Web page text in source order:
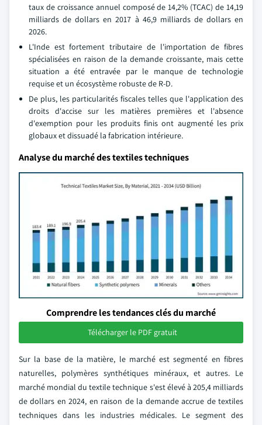
taux de croissance annuel composé de 14,2% (TCAC) de 14,19
milliards de dollars en 2017 à 46,9 milliards de dollars en
2026.
L'Inde est fortement tributaire de l'importation de fibres
spécialisées en raison de la demande croissante, mais cette
situation a été entravée par le manque de technologie
requise et un écosystème robuste de R-D.
De plus, les particularités fiscales telles que l'application des
droits d'accise sur les matières premières et l'absence
d'exemption pour les produits finis ont augmenté les prix
globaux et dissuadé la fabrication intérieure.
Analyse du marché des textiles techniques
Comprendre les tendances clés du marché
Télécharger le PDF gratuit
Sur la base de la matière, le marché est segmenté en fibres
naturelles, polymères synthétiques minéraux, et autres. Le
marché mondial du textile technique s'est élevé à 205,4 milliards
de dollars en 2024, en raison de la demande accrue de textiles
techniques dans les industries médicales. Le segment des